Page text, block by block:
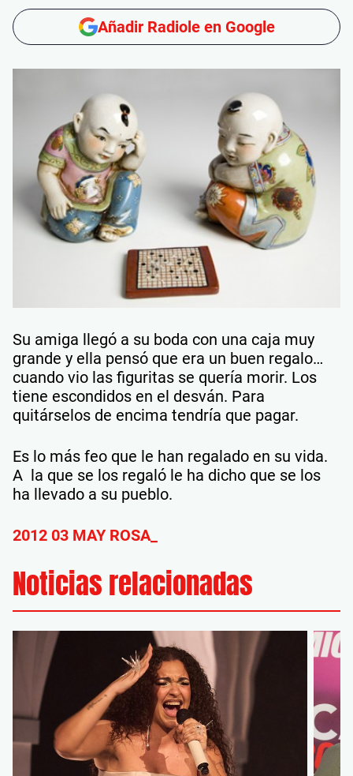
Añadir Radiole en Google
Su amiga llegó a su boda con una caja muy
grande y ella pensó que era un buen regalo…
cuando vio las figuritas se quería morir. Los
tiene escondidos en el desván. Para
quitárselos de encima tendría que pagar.
Es lo más feo que le han regalado en su vida.
A la que se los regaló le ha dicho que se los
ha llevado a su pueblo.
2012 03 MAY ROSA_
Noticias relacionadas